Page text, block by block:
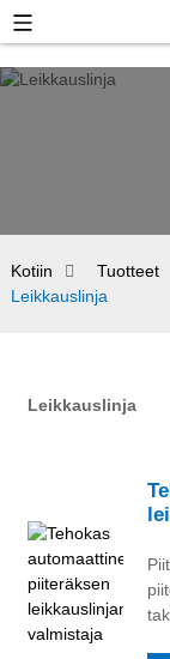
Kotiin Tuotteet
Leikkauslinja
Leikkauslinja